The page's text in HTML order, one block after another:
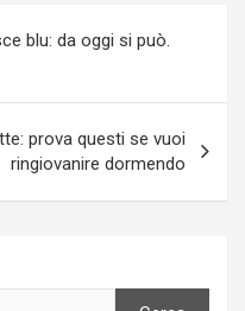
blu: da oggi si può.
prova questi se vuoi
ringiovanire dormendo